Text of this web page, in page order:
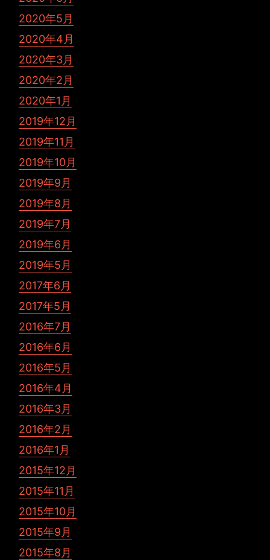
2020年5月
2020年4月
2020年3月
2020年2月
2020年1月
2019年12月
2019年11月
2019年10月
2019年9月
2019年8月
2019年7月
2019年6月
2019年5月
2017年6月
2017年5月
2016年7月
2016年6月
2016年5月
2016年4月
2016年3月
2016年2月
2016年1月
2015年12月
2015年11月
2015年10月
2015年9月
2015年8月